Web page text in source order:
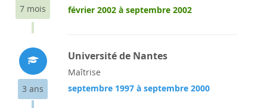
7 mois février 2002 à septembre 2002
3 ans
Université de Nantes
Maîtrise
septembre 1997 à septembre 2000